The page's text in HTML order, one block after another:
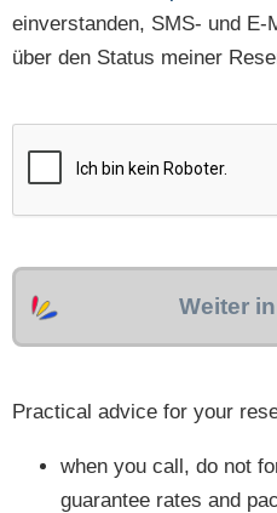
einverstanden, SMS- und E-
über den Status meiner
Weiter
Practical advice for your
when you call, do not
guarantee rates and